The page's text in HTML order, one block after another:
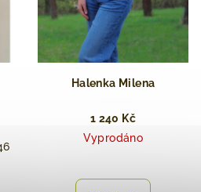
Halenka Milena
1 240 Kč
Vyprodáno